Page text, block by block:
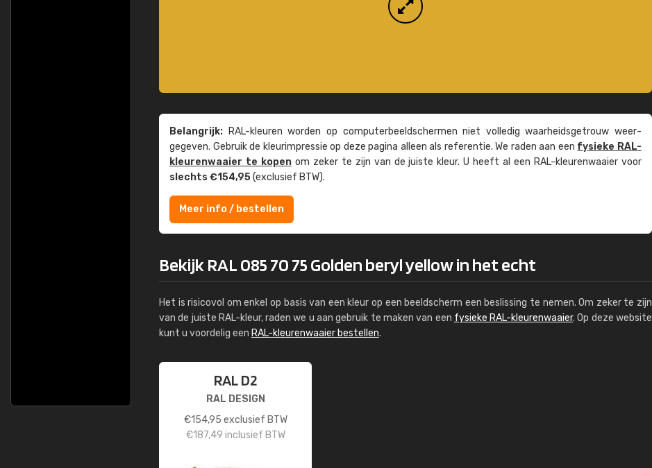
Belangrijk: RAL-kleuren worden op computer­beeld­schermen niet volledig waarheids­­getrouw weer­
gegeven. Gebruik de kleur­impressie op deze pagina alleen als referentie. We raden aan een fysieke RAL-
kleuren­waaier te kopenom zeker te zijn van de juiste kleur. U heeft al een RAL-kleuren­waaier voor
slechts €154,95(exclusief BTW).
Meer info / bestellen
Bekijk RAL 085 70 75 Golden beryl yellow in het echt
Het is risicovol om enkel op basis van een kleur op een beeldscherm een beslissing te nemen. Om zeker te zijn
van de juiste RAL-kleur, raden we u aan gebruik te maken van een fysieke RAL-kleurenwaaier. Op deze website
kunt u voordelig een RAL-kleurenwaaier bestellen.
RAL D2
RAL DESIGN
€154,95 exclusief BTW
€187,49 inclusief BTW
Kambier BV